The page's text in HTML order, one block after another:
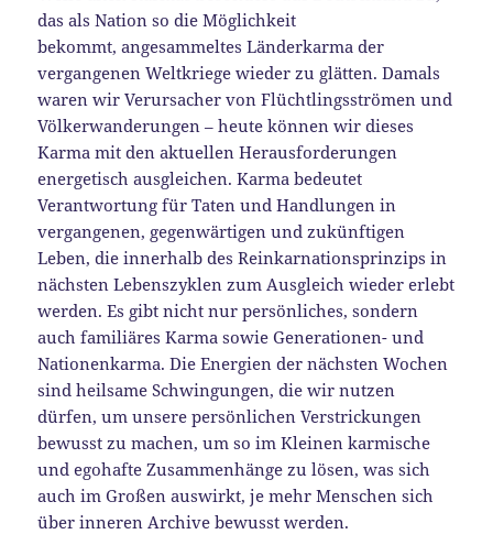
das als Nation so die Möglichkeit
bekommt, angesammeltes Länderkarma der
vergangenen Weltkriege wieder zu glätten. Damals
waren wir Verursacher von Flüchtlingsströmen und
Völkerwanderungen – heute können wir dieses
Karma mit den aktuellen Herausforderungen
energetisch ausgleichen. Karma bedeutet
Verantwortung für Taten und Handlungen in
vergangenen, gegenwärtigen und zukünftigen
Leben, die innerhalb des Reinkarnationsprinzips in
nächsten Lebenszyklen zum Ausgleich wieder erlebt
werden. Es gibt nicht nur persönliches, sondern
auch familiäres Karma sowie Generationen- und
Nationenkarma. Die Energien der nächsten Wochen
sind heilsame Schwingungen, die wir nutzen
dürfen, um unsere persönlichen Verstrickungen
bewusst zu machen, um so im Kleinen karmische
und egohafte Zusammenhänge zu lösen, was sich
auch im Großen auswirkt, je mehr Menschen sich
über inneren Archive bewusst werden.